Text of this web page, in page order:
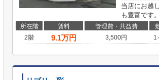
当店にお越
も豊富です
所在階 賃料 管理費・共益費
2階
9.1万円 3,500円 1